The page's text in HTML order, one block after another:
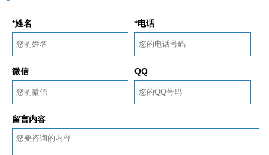
*姓名 *电话
微信 QQ
留言内容